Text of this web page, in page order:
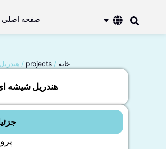
صفحه اصلی
خانه /
projects
/
هندریل شیشه